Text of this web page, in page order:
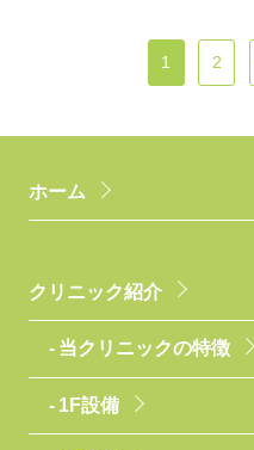
1 2
ホーム
クリニック紹介
当クリニックの特徴
1F設備